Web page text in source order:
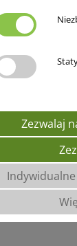
z tym, że
pola
(tak
we
Zezwalaj